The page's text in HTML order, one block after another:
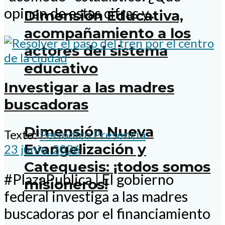
Dimensión Educativa,
acompañamiento a los
actores del sistema
educativo
Dimensión Nueva
Evangelización y
Catequesis: ¡todos somos
misioneros!
opinan de estas cifras y...
Investigar a las madres
buscadoras
Texto:Periodico Presencia
23 junio, 2026
#PlazaPublica | El gobierno
federal investiga a las madres
buscadoras por el financiamiento